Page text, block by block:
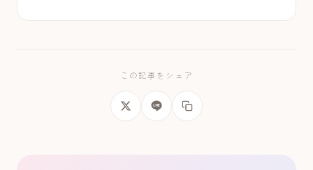
この記事をシェア